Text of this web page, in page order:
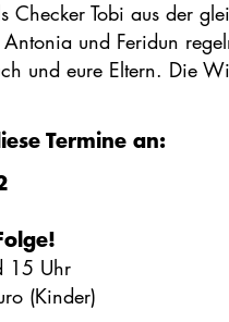
Checker Tobi aus der
und Feridun
und eure Eltern. Die
Termine an:
15 Uhr
(Kinder)